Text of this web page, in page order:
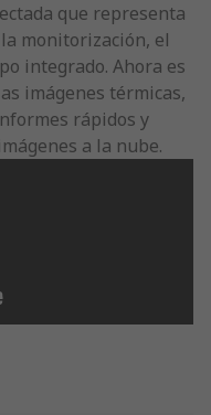
que representa
monitorización, el
integrado. Ahora es
imágenes térmicas,
rápidos y
a la nube.